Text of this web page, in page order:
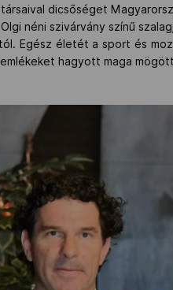
dicsőséget
néni szivárvány színű
Egész életét a sport és
hagyott maga